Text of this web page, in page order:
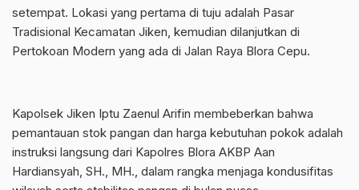
setempat. Lokasi yang pertama di tuju adalah Pasar
Tradisional Kecamatan Jiken, kemudian dilanjutkan di
Pertokoan Modern yang ada di Jalan Raya Blora Cepu.
Kapolsek Jiken Iptu Zaenul Arifin membeberkan bahwa
pemantauan stok pangan dan harga kebutuhan pokok adalah
instruksi langsung dari Kapolres Blora AKBP Aan
Hardiansyah, SH., MH., dalam rangka menjaga kondusifitas